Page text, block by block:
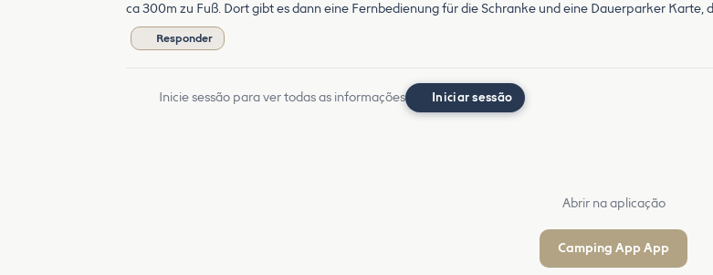
ca 300m zu Fuß. Dort gibt es dann eine Fernbedienung für die Schranke und eine Dauerparker
Responder
Inicie sessão para ver todas as informações Iniciar sessão
Abrir na aplicação
Camping App App